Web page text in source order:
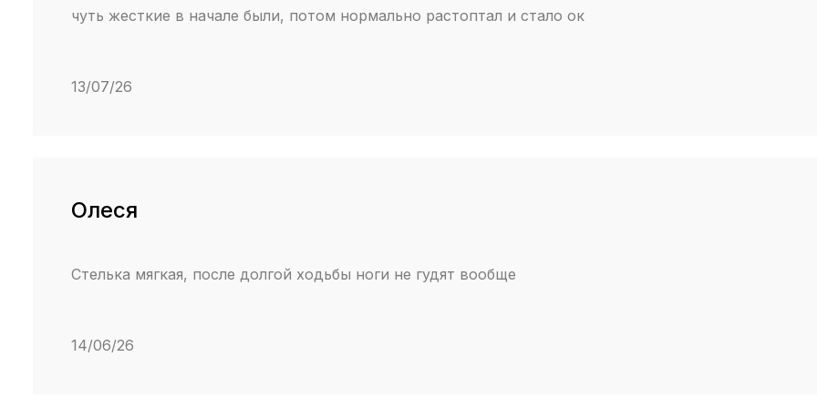
чуть жесткие в начале были, потом нормально растоптал и стало ок
13/07/26
Олеся
Стелька мягкая, после долгой ходьбы ноги не гудят вообще
14/06/26